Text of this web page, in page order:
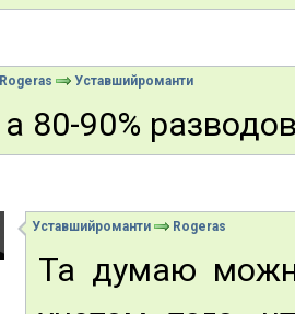
Rogeras Уставшийроманти
а 80-90%
Уставшийроманти Rogeras
Та думаю